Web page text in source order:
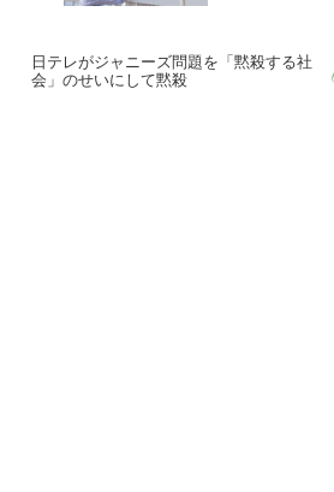
日テレがジャニーズ問題を「黙殺する社
会」のせいにして黙殺